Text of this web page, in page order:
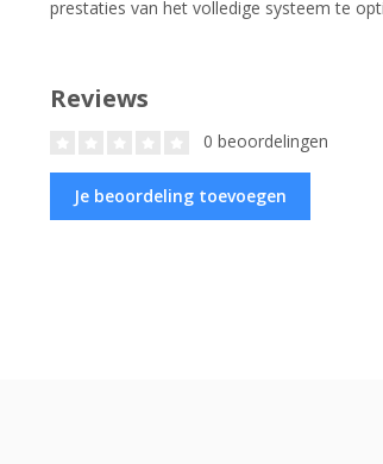
prestaties van het volledige systeem te
Reviews
0 beoordelingen
Je beoordeling toevoegen